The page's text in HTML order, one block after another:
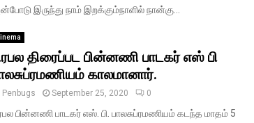
இருந்து நாம் இறக்கும்நாளில் நான்கு...
திரைப்பட பின்னணி பாடகர் எஸ் பி
காலமானார்.
Penbugs September 25, 2020 0
பின்னணி பாடகர் எஸ். பி. பாலசுப்ரமணியம் கடந்த மாதம் 5